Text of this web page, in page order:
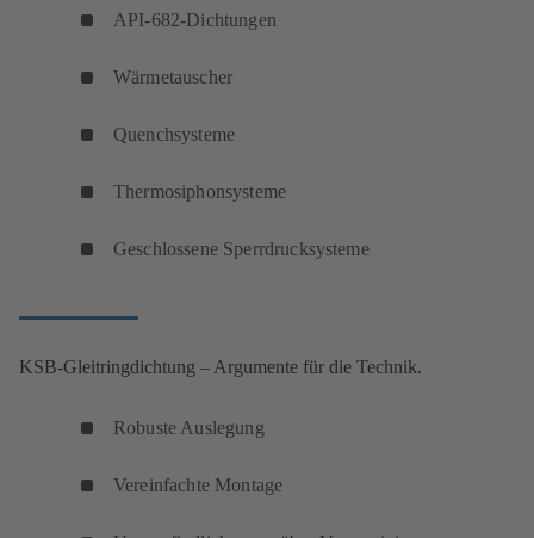
API-682-Dichtungen
Wärmetauscher
Quenchsysteme
Thermosiphonsysteme
Geschlossene Sperrdrucksysteme
KSB-Gleitringdichtung – Argumente für die Technik.
Robuste Auslegung
Vereinfachte Montage